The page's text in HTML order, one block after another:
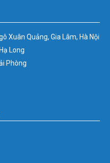
Xuân Quảng, Gia Lâm, Hà Nội
Long
Phòng